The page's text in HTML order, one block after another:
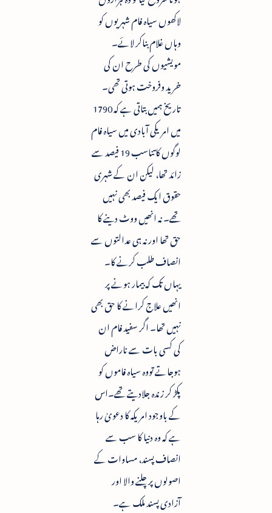
لاکھوں سیاہ فام شہریوں کو
وہاں غلام بناکر لائے۔
مویشیوں کی طرح ان کی
خرید وفروخت ہوتی تھی۔
تاریخ ہمیں بتاتی ہے کہ 1790
میں امریکی آبادی میں سیاہ فام
لوگوں کا تناسب 19 فیصد سے
زائد تھا، لیکن ان کے شہری
حقوق ایک فیصد بھی نہیں
تھے۔ نہ انھیں ووٹ دینے کا
حق تھا اور نہ ہی عدالتوں سے
انصاف طلب کرنے کا۔
یہاں تک کہ بیمار ہونے پر
انھیں علاج کرانے کا حق بھی
نہیں تھا۔ اگر سفید فام ان
کی کسی بات سے ناراض
ہوجاتے تووہ سیاہ فاموں کو
پکڑ کر زندہ جلادیتے تھے۔اس
کے باوجود امریکہ کا دعویٰ رہا
ہے کہ وہ دنیا کا سب سے
انصاف پسند، مساوات کے
اصولوں پر چلنے والا اور
آزادی پسند ملک ہے۔